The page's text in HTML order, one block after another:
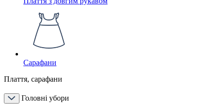
Сарафани
Плаття, сарафани
Головні убори